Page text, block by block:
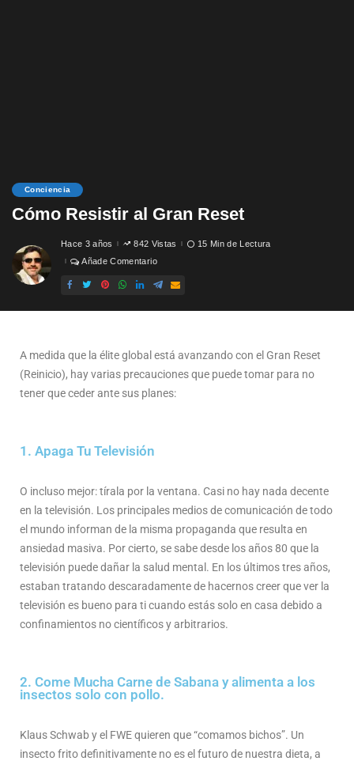
Conciencia
Cómo Resistir al Gran Reset
Hace 3 años 842 Vistas
15 Min de Lectura
Añade Comentario
A medida que la élite global está avanzando con el Gran Reset
(Reinicio), hay varias precauciones que puede tomar para no
tener que ceder ante sus planes:
1. Apaga Tu Televisión
O incluso mejor: tírala por la ventana. Casi no hay nada decente
en la televisión. Los principales medios de comunicación de todo
el mundo informan de la misma propaganda que resulta en
ansiedad masiva. Por cierto, se sabe desde los años 80 que la
televisión puede dañar la salud mental. En los últimos tres años,
estaban tratando descaradamente de hacernos creer que ver la
televisión es bueno para ti cuando estás solo en casa debido a
confinamientos no científicos y arbitrarios.
2. Come Mucha Carne de Sabana y alimenta a los
insectos solo con pollo.
Klaus Schwab y el FWE quieren que “comamos bichos”. Un
insecto frito definitivamente no es el futuro de nuestra dieta, a